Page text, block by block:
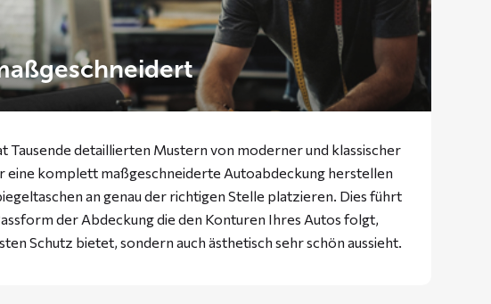
Tausende detaillierten Mustern von moderner und klassischer
eine komplett maßgeschneiderte Autoabdeckung herstellen
an genau der richtigen Stelle platzieren. Dies führt
der Abdeckung die den Konturen Ihres Autos folgt,
Schutz bietet, sondern auch ästhetisch sehr schön aussieht.